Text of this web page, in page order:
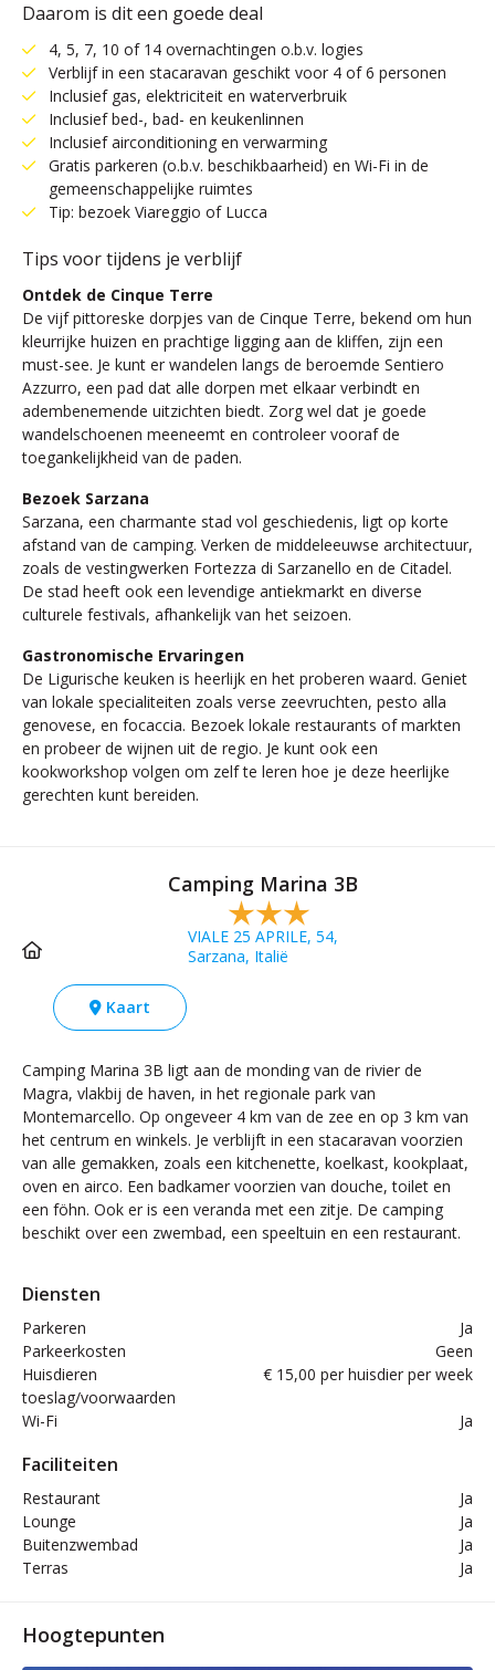
Daarom is dit een goede deal
4, 5, 7, 10 of 14 overnachtingen o.b.v. logies
Verblijf in een stacaravan geschikt voor 4 of 6 personen
Inclusief gas, elektriciteit en waterverbruik
Inclusief bed-, bad- en keukenlinnen
Inclusief airconditioning en verwarming
Gratis parkeren (o.b.v. beschikbaarheid) en Wi-Fi in de
gemeenschappelijke ruimtes
Tip: bezoek Viareggio of Lucca
Tips voor tijdens je verblijf
Ontdek de Cinque Terre
De vijf pittoreske dorpjes van de Cinque Terre, bekend om hun
kleurrijke huizen en prachtige ligging aan de kliffen, zijn een
must-see. Je kunt er wandelen langs de beroemde Sentiero
Azzurro, een pad dat alle dorpen met elkaar verbindt en
adembenemende uitzichten biedt. Zorg wel dat je goede
wandelschoenen meeneemt en controleer vooraf de
toegankelijkheid van de paden.
Bezoek Sarzana
Sarzana, een charmante stad vol geschiedenis, ligt op korte
afstand van de camping. Verken de middeleeuwse architectuur,
zoals de vestingwerken Fortezza di Sarzanello en de Citadel.
De stad heeft ook een levendige antiekmarkt en diverse
culturele festivals, afhankelijk van het seizoen.
Gastronomische Ervaringen
De Ligurische keuken is heerlijk en het proberen waard. Geniet
van lokale specialiteiten zoals verse zeevruchten, pesto alla
genovese, en focaccia. Bezoek lokale restaurants of markten
en probeer de wijnen uit de regio. Je kunt ook een
kookworkshop volgen om zelf te leren hoe je deze heerlijke
gerechten kunt bereiden.
Camping Marina 3B
VIALE 25 APRILE, 54,
Sarzana, Italië
Kaart
Camping Marina 3B ligt aan de monding van de rivier de
Magra, vlakbij de haven, in het regionale park van
Montemarcello. Op ongeveer 4 km van de zee en op 3 km van
het centrum en winkels. Je verblijft in een stacaravan voorzien
van alle gemakken, zoals een kitchenette, koelkast, kookplaat,
oven en airco. Een badkamer voorzien van douche, toilet en
een föhn. Ook er is een veranda met een zitje. De camping
beschikt over een zwembad, een speeltuin en een restaurant.
Diensten
Parkeren
Ja
Parkeerkosten
Geen
Huisdieren
toeslag/voorwaarden
€ 15,00 per huisdier per week
Wi-Fi Ja
Faciliteiten
Restaurant
Ja
Lounge
Ja
Buitenzwembad
Ja
Terras
Ja
Hoogtepunten